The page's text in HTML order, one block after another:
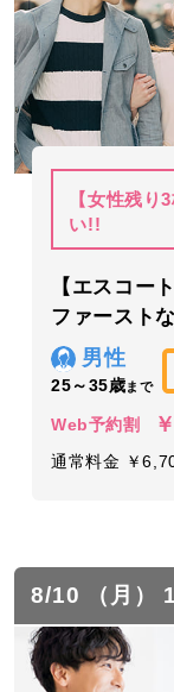
【女性残り
い!!
【エスコー
ファースト
男性
25～35歳まで
Web予約割
通常料金 ￥
8/10 （月）